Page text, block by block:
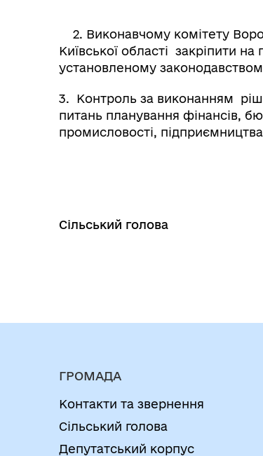
2. Виконавчому комітету
Київської області закріпити
установленому
3. Контроль за виконанням
питань планування фінансів,
промисловості, підприємництва
Сільський голова
ГРОМАДА
Контакти та звернення
Сільський голова
Депутатський корпус